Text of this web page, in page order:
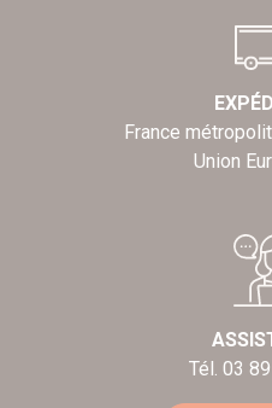
France
Union
Tél. 03